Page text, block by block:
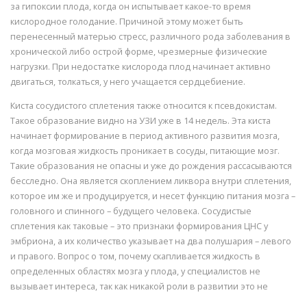
за гипоксии плода, когда он испытывает какое-то время
кислородное голодание. Причиной этому может быть
перенесенный матерью стресс, различного рода заболевания в
хронической либо острой форме, чрезмерные физические
нагрузки. При недостатке кислорода плод начинает активно
двигаться, толкаться, у него учащается сердцебиение.
Киста сосудистого сплетения также относится к псевдокистам.
Такое образование видно на УЗИ уже в 14 недель. Эта киста
начинает формирование в период активного развития мозга,
когда мозговая жидкость проникает в сосуды, питающие мозг.
Такие образования не опасны и уже до рождения рассасываются
бесследно. Она является скоплением ликвора внутри сплетения,
которое им же и продуцируется, и несет функцию питания мозга –
головного и спинного – будущего человека. Сосудистые
сплетения как таковые – это признаки формирования ЦНС у
эмбриона, а их количество указывает на два полушария – левого
и правого. Вопрос о том, почему скапливается жидкость в
определенных областях мозга у плода, у специалистов не
вызывает интереса, так как никакой роли в развитии это не